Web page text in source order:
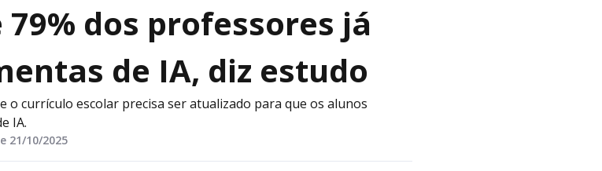
dos professores já
de IA, diz estudo
o currículo escolar precisa ser atualizado para que os alunos
IA.
21/10/2025